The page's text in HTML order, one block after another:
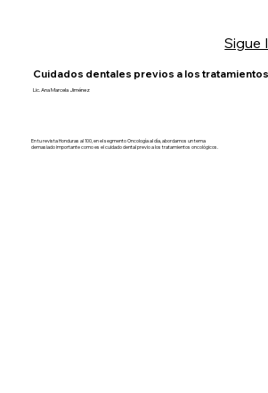
Sigue
Cuidados dentales previos a los
Lic. Ana Marcela Jiménez
En tu revista Honduras al 100, en el segmento Oncología al día, abordamos un tema
demasiado importante como es el cuidado dental previo a los tratamientos oncológicos.